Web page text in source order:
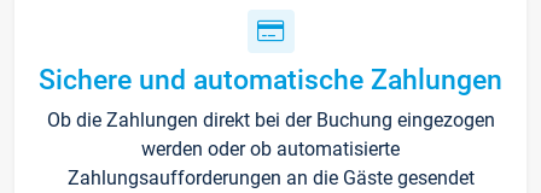
Sichere und automatische Zahlungen
Ob die Zahlungen direkt bei der Buchung eingezogen
werden oder ob automatisierte
Zahlungsaufforderungen an die Gäste gesendet